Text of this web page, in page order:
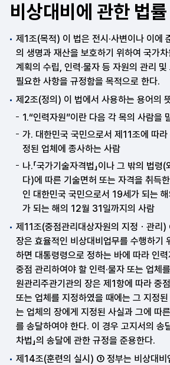
비상대비에 관한 법률
제1조(목적) 이 법은 전시·사변이나 이에
의 생명과 재산을 보호하기 위하여 국가
계획의 수립, 인력·물자 등 자원의 관리 및
필요한 사항을 규정함을 목적으로 한다.
제2조(정의) 이 법에서 사용하는 용어의
1.“인력자원”이란 다음 각 목의 사람을
가. 대한민국 국민으로서 제11조에 따라
정된 업체에 종사하는 사람
나.「국가기술자격법」이나 그 밖의 법
다)에 따른 기술면허 또는 자격을 취득
인 대한민국 국민으로서 19세가 되는
가 되는 해의 12월 31일까지의 사람
제11조(중점관리대상자원의 지정ㆍ관리
장은 효율적인 비상대비업무를 수행하기
하면 대통령령으로 정하는 바에 따라 인력
중점 관리하여야 할 인력·물자 또는 업체
원관리주관기관의 장은 제1항에 따라 중
또는 업체를 지정하였을 때에는 그 지정
는 업체의 장에게 지정된 사실과 그에 따
를 송달하여야 한다. 이 경우 고지서의 송
차법」의 송달에 관한 규정을 준용한다.
제14조(훈련의 실시) ① 정부는 비상대비